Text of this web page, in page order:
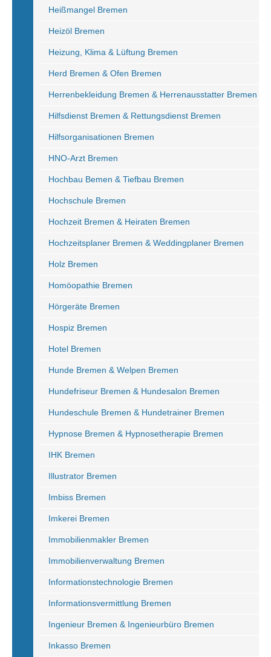
Heißmangel Bremen
Heizöl Bremen
Heizung, Klima & Lüftung Bremen
Herd Bremen & Ofen Bremen
Herrenbekleidung Bremen & Herrenausstatter Bremen
Hilfsdienst Bremen & Rettungsdienst Bremen
Hilfsorganisationen Bremen
HNO-Arzt Bremen
Hochbau Bemen & Tiefbau Bremen
Hochschule Bremen
Hochzeit Bremen & Heiraten Bremen
Hochzeitsplaner Bremen & Weddingplaner Bremen
Holz Bremen
Homöopathie Bremen
Hörgeräte Bremen
Hospiz Bremen
Hotel Bremen
Hunde Bremen & Welpen Bremen
Hundefriseur Bremen & Hundesalon Bremen
Hundeschule Bremen & Hundetrainer Bremen
Hypnose Bremen & Hypnosetherapie Bremen
IHK Bremen
Illustrator Bremen
Imbiss Bremen
Imkerei Bremen
Immobilienmakler Bremen
Immobilienverwaltung Bremen
Informationstechnologie Bremen
Informationsvermittlung Bremen
Ingenieur Bremen & Ingenieurbüro Bremen
Inkasso Bremen